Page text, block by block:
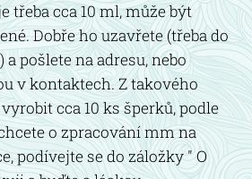
třeba cca 10 ml, může být
Dobře ho uzavřete (třeba do
pošlete na adresu, nebo
v kontaktech. Z takového
cca 10 ks šperků, podle
o zpracování mm na
podívejte se do záložky " O